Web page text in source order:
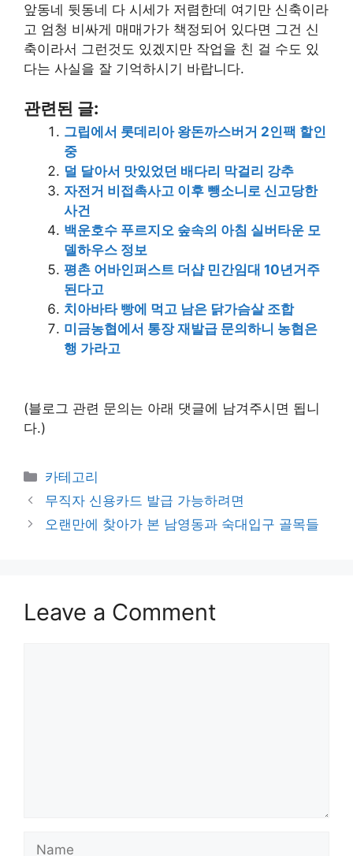
앞동네 뒷동네 다 시세가 저렴한데 여기만 신축이라
고 엄청 비싸게 매매가가 책정되어 있다면 그건 신
축이라서 그런것도 있겠지만 작업을 친 걸 수도 있
다는 사실을 잘 기억하시기 바랍니다.
관련된 글:
그립에서 롯데리아 왕돈까스버거 2인팩 할인
중
덜 달아서 맛있었던 배다리 막걸리 강추
자전거 비접촉사고 이후 뺑소니로 신고당한
사건
백운호수 푸르지오 숲속의 아침 실버타운 모
델하우스 정보
평촌 어바인퍼스트 더샵 민간임대 10년거주
된다고
치아바타 빵에 먹고 남은 닭가슴살 조합
미금농협에서 통장 재발급 문의하니 농협은
행 가라고
(블로그 관련 문의는 아래 댓글에 남겨주시면 됩니
다.)
Categories
카테고리
무직자 신용카드 발급 가능하려면
오랜만에 찾아가 본 남영동과 숙대입구 골목들
Leave a Comment